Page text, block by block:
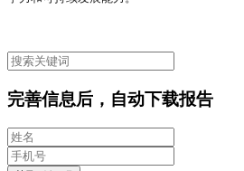
完善信息后，自动下载报告